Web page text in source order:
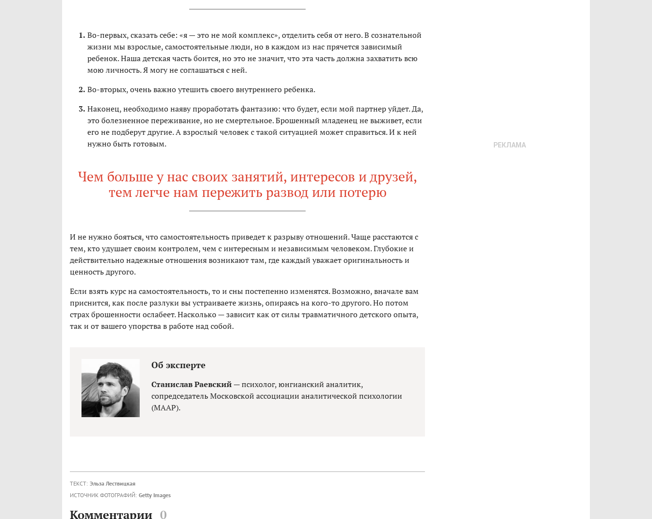
Во-первых, сказать себе: «я — это не мой комп­лекс», отделить себя от него. В сознательной
жизни мы взрослые, самостоятельные люди, но в каждом из нас прячется зависимый
ребенок. Наша детская часть боится, но это не значит, что эта часть должна захватить всю
мою личность. Я могу не соглашаться с ней.
Во-вторых, очень важно утешить своего внутреннего ребенка.
Наконец, необходимо наяву проработать фантазию: что будет, если мой партнер уйдет. Да,
это болезненное переживание, но не смертельное. Брошенный младенец не выживет, если
его не подберут другие. А взрослый человек с такой ситуацией может справиться. И к ней
нужно быть готовым.
Чем больше у нас своих занятий, интересов и друзей,
тем легче нам пережить развод или потерю
И не нужно бояться, что самостоятельность приведет к разрыву отношений. Чаще расстаются с
тем, кто удушает своим контролем, чем с интересным и независимым человеком. Глубокие и
действительно надежные отношения возникают там, где каждый уважает оригинальность и
ценность другого.
Если взять курс на самостоятельность, то и сны постепенно изменятся. Возможно, вначале вам
приснится, как после разлуки вы устраиваете жизнь, опираясь на кого-то другого. Но потом
страх брошенности ослабеет. Насколько — зависит как от силы травматичного детского опыта,
так и от вашего упорства в работе над собой.
Об эксперте
Станислав Раевский— психолог, юнгианский аналитик,
сопредседатель Московской ассоциации аналитической психологии
(MAAP).
ТЕКСТ: Эльза Лествицкая
ИСТОЧНИК ФОТОГРАФИЙ: Getty Images
Комментарии 0